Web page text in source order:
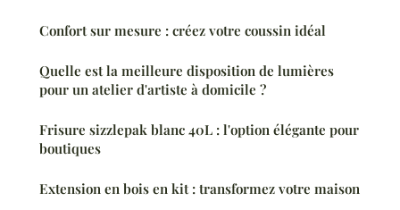
Confort sur mesure : créez votre coussin idéal
Quelle est la meilleure disposition de lumières
pour un atelier d'artiste à domicile ?
Frisure sizzlepak blanc 40L : l'option élégante pour
boutiques
Extension en bois en kit : transformez votre maison